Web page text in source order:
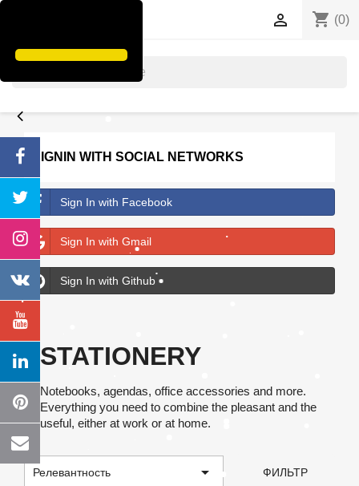
shopping_cart (0)

SIGNIN WITH SOCIAL NETWORKS
Sign In with Facebook
Sign In with Gmail
Sign In with Github
STATIONERY
Notebooks, agendas, office accessories and more.
Everything you need to combine the pleasant and the
useful, either at work or at home.
Релевантность  ФИЛЬТР